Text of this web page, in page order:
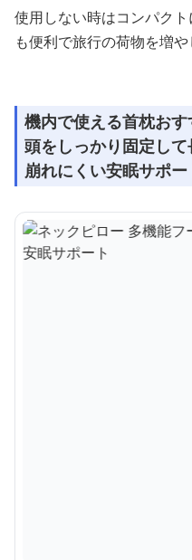
使用しない時はコンパク
も便利で旅行の荷物を増や
機内で使える首枕お
頭をしっかり固定し
崩れにくい安眠サポー